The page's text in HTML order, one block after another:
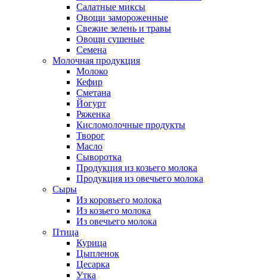
Салатные миксы
Овощи замороженные
Свежие зелень и травы
Овощи сушеные
Семена
Молочная продукция
Молоко
Кефир
Сметана
Йогурт
Ряженка
Кисломолочные продукты
Творог
Масло
Сыворотка
Продукция из козьего молока
Продукция из овечьего молока
Сыры
Из коровьего молока
Из козьего молока
Из овечьего молока
Птица
Курица
Цыпленок
Цесарка
Утка